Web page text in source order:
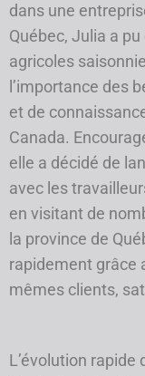
dans une
Québec, Julia a
agricoles
l’importance des
et de
Canada.
elle a décidé de
avec les
en visitant de
la province de
rapidement grâce
mêmes clients,
L’évolution